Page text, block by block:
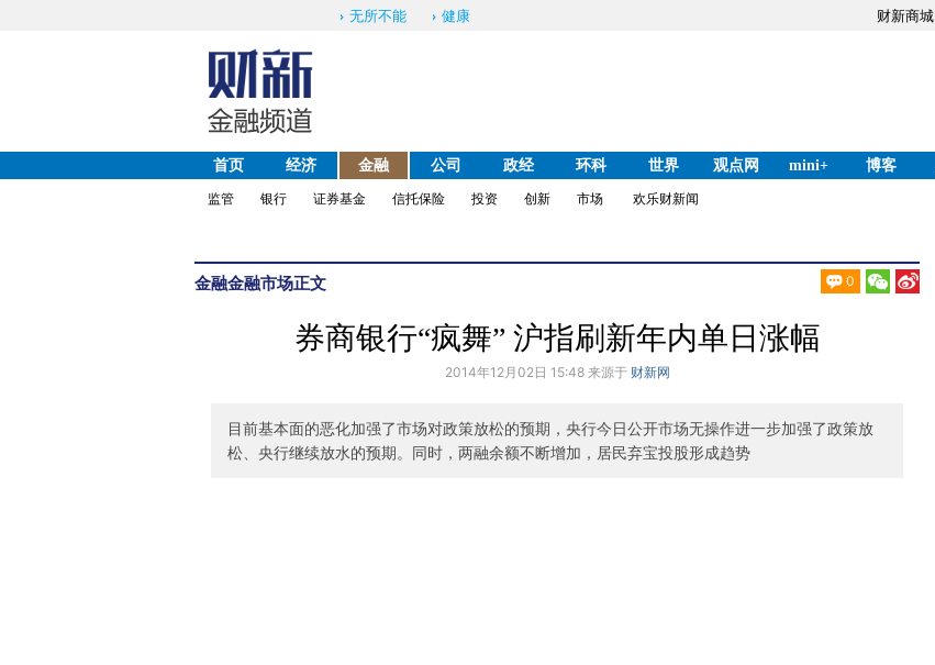
财新商城
无所不能 健康
首页 经济 金融 公司 政经 环科 世界 观点网 mini+ 博客
监管
银行 证券基金 信托保险 投资 创新 市场 欢乐财新闻
金融金融市场正文 0
券商银行“疯舞” 沪指刷新年内单日涨幅
2014年12月02日 15:48 来源于 财新网
目前基本面的恶化加强了市场对政策放松的预期，央行今日公开市场无操作进一步加强了政策放
松、央行继续放水的预期。同时，两融余额不断增加，居民弃宝投股形成趋势